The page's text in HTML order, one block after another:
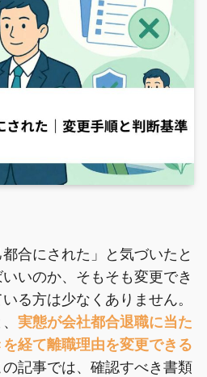
都合にされた」と気づいたと
いのか、そもそも変更でき
る方は少なくありません。
実態が会社都合退職に当た
経て離職理由を変更できる
の記事では、確認すべき書類